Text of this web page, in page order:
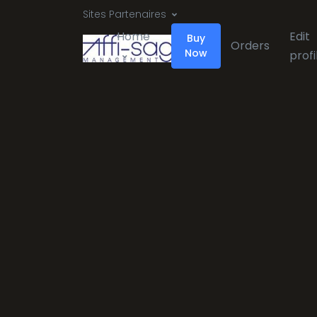
Sites Partenaires
Home
Buy
Now
Orders
Edit